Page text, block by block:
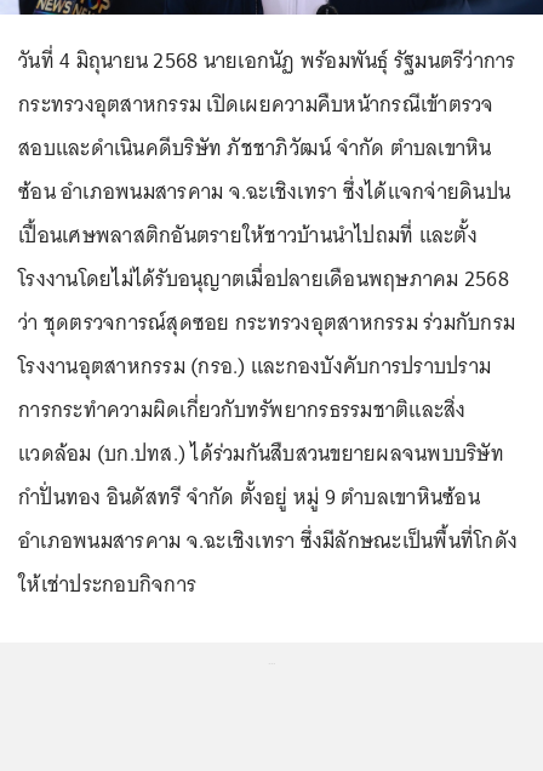
วันที่ 4 มิถุนายน 2568 นายเอกนัฏ พร้อมพันธุ์ รัฐมนตรีว่าการ
กระทรวงอุตสาหกรรม เปิดเผยความคืบหน้ากรณีเข้าตรวจ
สอบและดำเนินคดีบริษัท ภัชชาภิวัฒน์ จำกัด ตำบลเขาหิน
ซ้อน อำเภอพนมสารคาม จ.ฉะเชิงเทรา ซึ่งได้แจกจ่ายดินปน
เปื้อนเศษพลาสติกอันตรายให้ชาวบ้านนำไปถมที่ และตั้ง
โรงงานโดยไม่ได้รับอนุญาตเมื่อปลายเดือนพฤษภาคม 2568
ว่า ชุดตรวจการณ์สุดซอย กระทรวงอุตสาหกรรม ร่วมกับกรม
โรงงานอุตสาหกรรม (กรอ.) และกองบังคับการปราบปราม
การกระทำความผิดเกี่ยวกับทรัพยากรธรรมชาติและสิ่ง
แวดล้อม (บก.ปทส.) ได้ร่วมกันสืบสวนขยายผลจนพบบริษัท
กำปั่นทอง อินดัสทรี จำกัด ตั้งอยู่ หมู่ 9 ตำบลเขาหินซ้อน
อำเภอพนมสารคาม จ.ฉะเชิงเทรา ซึ่งมีลักษณะเป็นพื้นที่โกดัง
ให้เช่าประกอบกิจการ